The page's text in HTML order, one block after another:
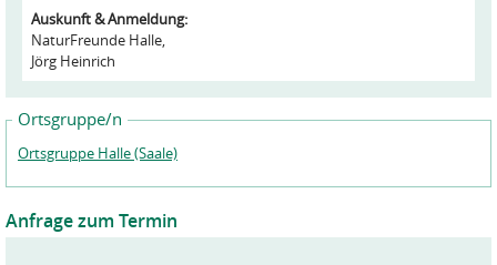
Auskunft & Anmeldung:
NaturFreunde Halle,
Jörg Heinrich
Ortsgruppe/n
Ortsgruppe Halle (Saale)
Anfrage zum Termin